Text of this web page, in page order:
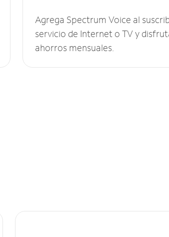
Agrega Spectrum Voice al
servicio de Internet o TV y
ahorros mensuales.